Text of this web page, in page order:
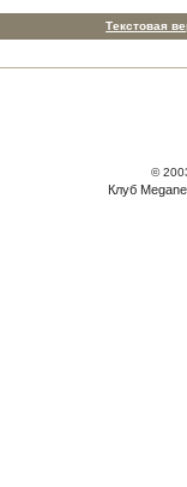
Текстовая
©
Клуб